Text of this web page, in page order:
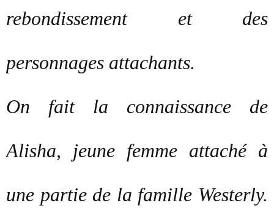
rebondissement et des
personnages attachants.
On fait la connaissance de
Alisha, jeune femme attaché à
une partie de la famille Westerly.